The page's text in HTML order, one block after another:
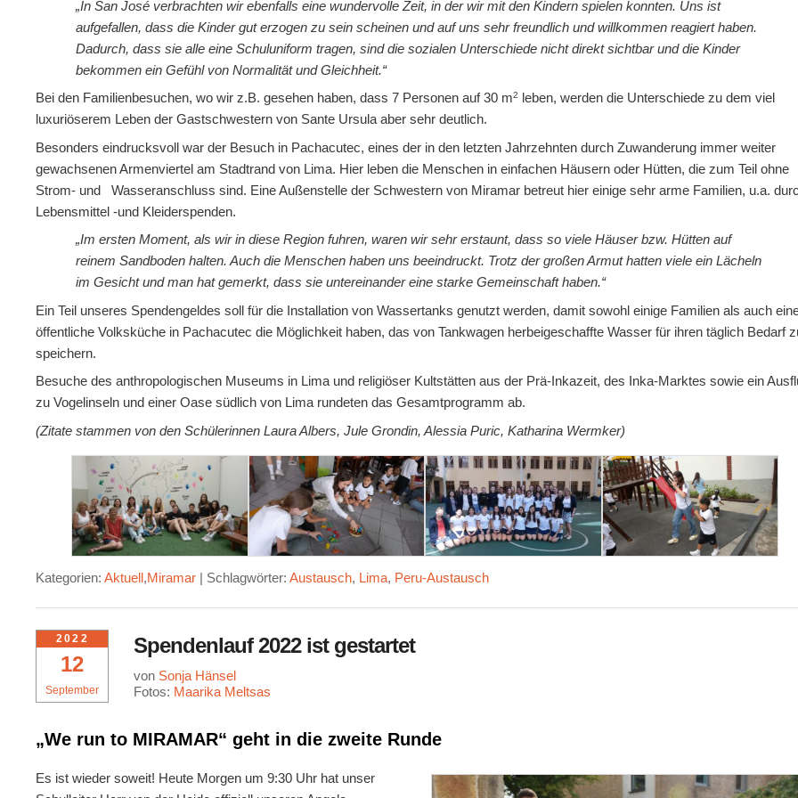
„In San José verbrachten wir ebenfalls eine wundervolle Zeit, in der wir mit den Kindern spielen konnten. Uns ist
aufgefallen, dass die Kinder gut erzogen zu sein scheinen und auf uns sehr freundlich und willkommen reagiert haben.
Dadurch, dass sie alle eine Schuluniform tragen, sind die sozialen Unterschiede nicht direkt sichtbar und die Kinder
bekommen ein Gefühl von Normalität und Gleichheit.“
Bei den Familienbesuchen, wo wir z.B. gesehen haben, dass 7 Personen auf 30 m2 leben, werden die Unterschiede zu dem viel
luxuriöserem Leben der Gastschwestern von Sante Ursula aber sehr deutlich.
Besonders eindrucksvoll war der Besuch in Pachacutec, eines der in den letzten Jahrzehnten durch Zuwanderung immer weiter
gewachsenen Armenviertel am Stadtrand von Lima. Hier leben die Menschen in einfachen Häusern oder Hütten, die zum Teil ohne
Strom- und Wasseranschluss sind. Eine Außenstelle der Schwestern von Miramar betreut hier einige sehr arme Familien, u.a.
Lebensmittel -und Kleiderspenden.
„Im ersten Moment, als wir in diese Region fuhren, waren wir sehr erstaunt, dass so viele Häuser bzw. Hütten auf
reinem Sandboden halten. Auch die Menschen haben uns beeindruckt. Trotz der großen Armut hatten viele ein Lächeln
im Gesicht und man hat gemerkt, dass sie untereinander eine starke Gemeinschaft haben.“
Ein Teil unseres Spendengeldes soll für die Installation von Wassertanks genutzt werden, damit sowohl einige Familien als auch
öffentliche Volksküche in Pachacutec die Möglichkeit haben, das von Tankwagen herbeigeschaffte Wasser für ihren täglich Bedarf
speichern.
Besuche des anthropologischen Museums in Lima und religiöser Kultstätten aus der Prä-Inkazeit, des Inka-Marktes sowie ein
zu Vogelinseln und einer Oase südlich von Lima rundeten das Gesamtprogramm ab.
(Zitate stammen von den Schülerinnen Laura Albers, Jule Grondin, Alessia Puric, Katharina Wermker)
Kategorien: Aktuell,Miramar | Schlagwörter: Austausch, Lima, Peru-Austausch
12
September
2022 Spendenlauf 2022 ist gestartet
von Sonja Hänsel
Fotos: Maarika Meltsas
„We run to MIRAMAR“ geht in die zweite Runde
Es ist wieder soweit! Heute Morgen um 9:30 Uhr hat unser